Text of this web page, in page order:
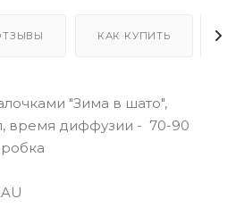
КАК КУПИТЬ
"Зима в шато",
время диффузии - 70-90